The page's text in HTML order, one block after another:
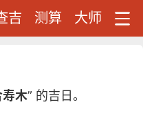
吉 测算 大师
寿木” 的吉日。